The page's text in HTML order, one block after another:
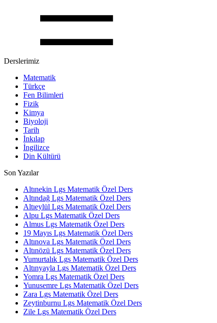
Derslerimiz
Matematik
Türkçe
Fen Bilimleri
Fizik
Kimya
Biyoloji
Tarih
İnkılap
İngilizce
Din Kültürü
Son Yazılar
Altınekin Lgs Matematik Özel Ders
Altındağ Lgs Matematik Özel Ders
Altıeylül Lgs Matematik Özel Ders
Alpu Lgs Matematik Özel Ders
Almus Lgs Matematik Özel Ders
19 Mayıs Lgs Matematik Özel Ders
Altınova Lgs Matematik Özel Ders
Altınözü Lgs Matematik Özel Ders
Yumurtalık Lgs Matematik Özel Ders
Altınyayla Lgs Matematik Özel Ders
Yomra Lgs Matematik Özel Ders
Yunusemre Lgs Matematik Özel Ders
Zara Lgs Matematik Özel Ders
Zeytinburnu Lgs Matematik Özel Ders
Zile Lgs Matematik Özel Ders